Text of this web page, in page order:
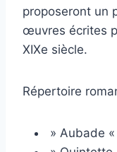
proposeront un
œuvres écrites
XIXe siècle.
Répertoire
» Aubade